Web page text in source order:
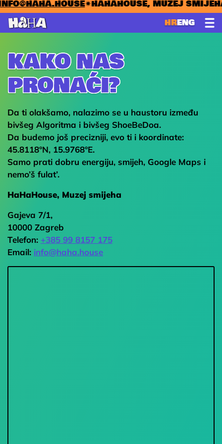
INFO@HAHA.HOUSE✷HAHAHOUSE, MUZEJ
Skok na sadržaj HRENG
KAKO NAS
PRONAĆI?
Da ti olakšamo, nalazimo se u haustoru između
bivšeg Algoritma i bivšeg ShoeBeDoa.
Da budemo još precizniji, evo ti i koordinate:
45.8118°N, 15.9768°E.
Samo prati dobru energiju, smijeh, Google Maps i
nemo’š fulat’.
HaHaHouse, Muzej smijeha
Gajeva 7/1,
10000 Zagreb
Telefon: +385 99 8157 175
Email: info@haha.house